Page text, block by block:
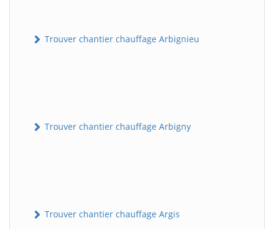
Trouver chantier chauffage Arbignieu
Trouver chantier chauffage Arbigny
Trouver chantier chauffage Argis